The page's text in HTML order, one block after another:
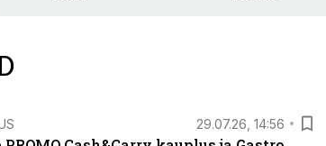
29.07.26, 14:56